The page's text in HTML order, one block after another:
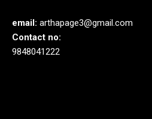
email: arthapage3@gmail.com
Contact no:
9848041222